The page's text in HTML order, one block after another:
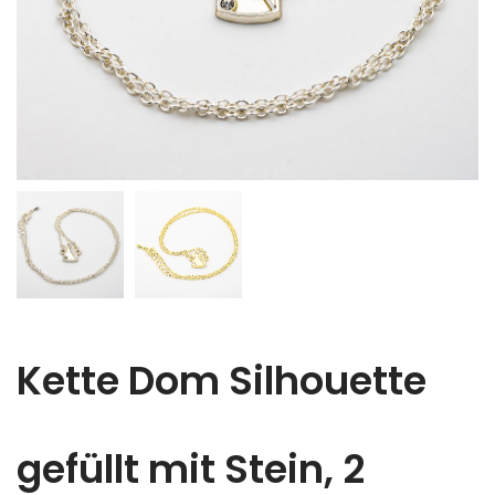
Kette Dom Silhouette
gefüllt mit Stein, 2